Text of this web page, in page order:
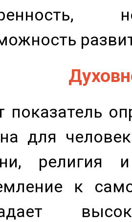
показатель
для
религия
к